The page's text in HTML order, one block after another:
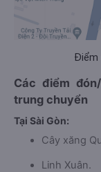
Điểm
Các điểm
trung chuyển
Tại Sài Gòn:
Cây xăng
Linh Xuân.